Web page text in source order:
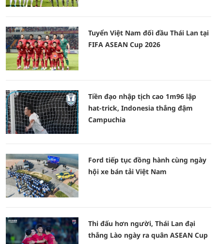
Tuyển Việt Nam đối đầu Thái Lan tại
FIFA ASEAN Cup 2026
Tiền đạo nhập tịch cao 1m96 lập
hat-trick, Indonesia thắng đậm
Campuchia
Ford tiếp tục đồng hành cùng ngày
hội xe bán tải Việt Nam
Thi đấu hơn người, Thái Lan đại
thắng Lào ngày ra quân ASEAN Cup